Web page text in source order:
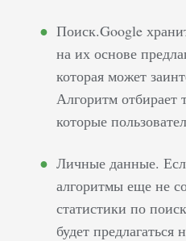
Поиск.Google
на их основе
которая может
Алгоритм отбирает
которые
Личные данные.
алгоритмы еще не
статистики по
будет